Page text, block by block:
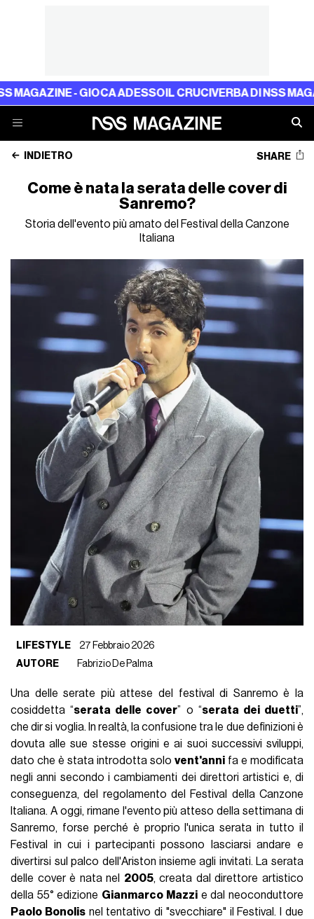
- GIOCA ADESSOIL CRUCIVERBA DI NSS MAGAZINE
INDIETRO SHARE
Come è nata la serata delle cover di
Sanremo?
Storia dell'evento più amato del Festival della Canzone
Italiana
LIFESTYLE
27 Febbraio 2026
AUTORE
Fabrizio De Palma
Una delle serate più attese del festival di Sanremo è la
cosiddetta “serata delle cover” o “serata dei duetti”,
che dir si voglia. In realtà, la confusione tra le due definizioni è
dovuta alle sue stesse origini e ai suoi successivi sviluppi,
dato che è stata introdotta solo vent'anni fa e modificata
negli anni secondo i cambiamenti dei direttori artistici e, di
conseguenza, del regolamento del Festival della Canzone
Italiana. A oggi, rimane l'evento più atteso della settimana di
Sanremo, forse perché è proprio l'unica serata in tutto il
Festival in cui i partecipanti possono lasciarsi andare e
divertirsi sul palco dell'Ariston insieme agli invitati. La serata
delle cover è nata nel 2005, creata dal direttore artistico
della 55° edizione Gianmarco Mazzie dal neoconduttore
Paolo Bonolisnel tentativo di "svecchiare" il Festival. I due